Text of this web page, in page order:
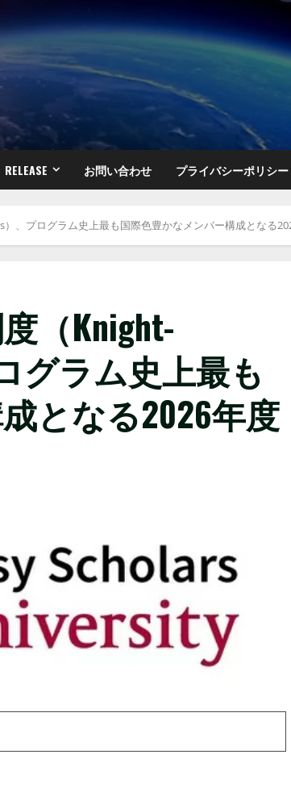
RELEASE お問い合わせ プライバシーポリシー
、プログラム史上最も国際色豊かなメンバー構成となる
（Knight-
グラム史上最も
となる2026年度